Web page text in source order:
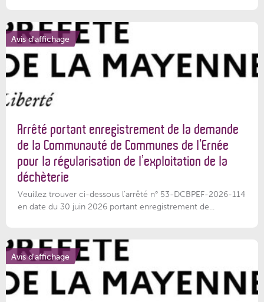
Avis d'affichage
Arrêté portant enregistrement de la demande
de la Communauté de Communes de l’Ernée
pour la régularisation de l’exploitation de la
déchèterie
Veuillez trouver ci-dessous l'arrêté n° 53-DCBPEF-2026-114
en date du 30 juin 2026 portant enregistrement de...
Avis d'affichage